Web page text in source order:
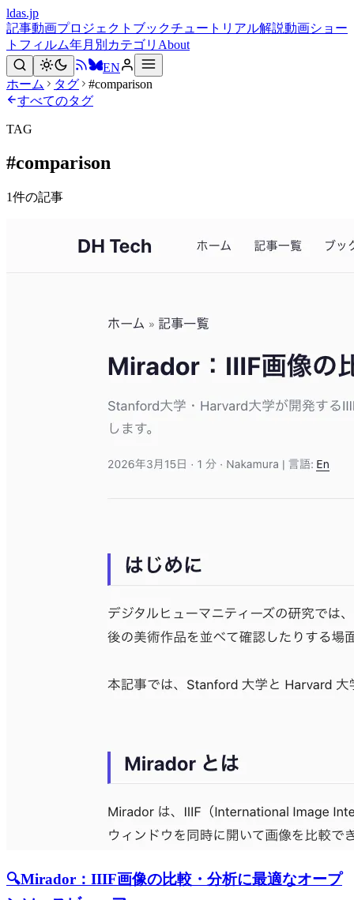
ldas.jp
記事動画プロジェクト ブックチュートリアル解説動画ショー
トフィルム年月別 カテゴリ About
EN
ホーム
タグ
#comparison
すべてのタグ
TAG
#comparison
1件の記事
🔍Mirador：IIIF画像の比較・分析に最適なオープ